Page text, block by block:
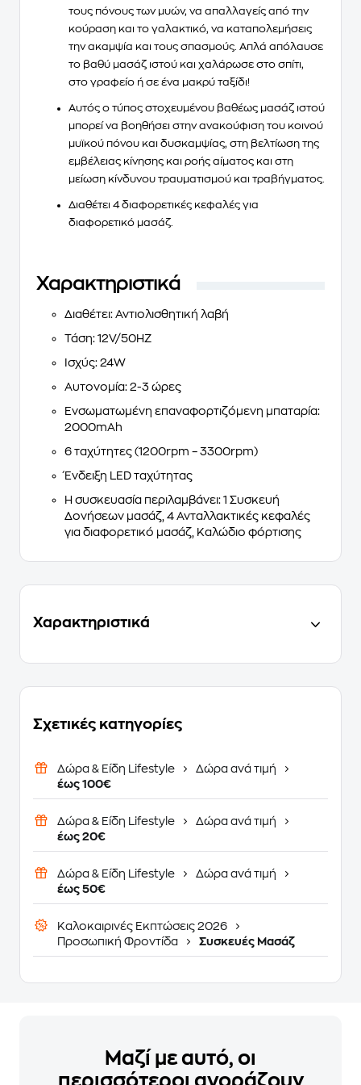
τους πόνους των μυών, να απαλλαγείς από την
κούραση και το γαλακτικό, να καταπολεμήσεις
την ακαμψία και τους σπασμούς. Απλά απόλαυσε
το βαθύ μασάζ ιστού και χαλάρωσε στο σπίτι,
στο γραφείο ή σε ένα μακρύ ταξίδι!
Αυτός ο τύπος στοχευμένου βαθέως μασάζ ιστού
μπορεί να βοηθήσει στην ανακούφιση του κοινού
μυϊκού πόνου και δυσκαμψίας, στη βελτίωση της
εμβέλειας κίνησης και ροής αίματος και στη
μείωση κίνδυνου τραυματισμού και τραβήγματος
Διαθέτει 4 διαφορετικές κεφαλές για
διαφορετικό μασάζ.
Χαρακτηριστικά
Διαθέτει: Αντιολισθητική λαβή
Τάση: 12V/50HZ
Ισχύς: 24W
Αυτονομία: 2-3 ώρες
Ενσωματωμένη επαναφορτιζόμενη μπαταρία:
2000mAh
6 ταχύτητες (1200rpm – 3300rpm)
Ένδειξη LED ταχύτητας
Η συσκευασία περιλαμβάνει: 1 Συσκευή
Δονήσεων μασάζ, 4 Ανταλλακτικές κεφαλές
για διαφορετικό μασάζ, Καλώδιο φόρτισης
Χαρακτηριστικά
Σχετικές κατηγορίες
Δώρα & Είδη Lifestyle
Δώρα ανά τιμή
έως 100€
Δώρα & Είδη Lifestyle
Δώρα ανά τιμή
έως 20€
Δώρα & Είδη Lifestyle
Δώρα ανά τιμή
έως 50€
Καλοκαιρινές Εκπτώσεις 2026
Προσωπική Φροντίδα
Συσκευές Μασάζ
Μαζί με αυτό, οι
περισσότεροι αγοράζουν